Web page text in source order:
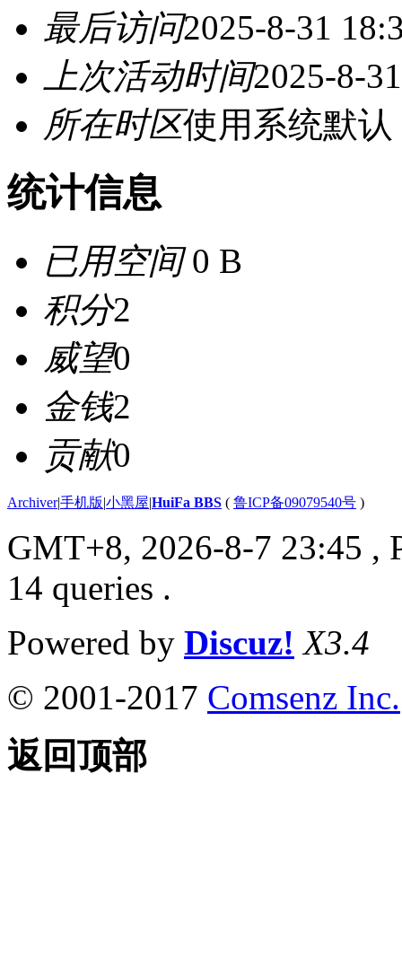
最后访问2025-8-31
上次活动时间2025-8-
所在时区使用系统默认
统计信息
已用空间0 B
积分2
威望0
金钱2
贡献0
Archiver|手机版|小黑屋|HuiFa BBS ( 鲁ICP备09079540号 )
GMT+8, 2026-8-7 23:45 ,
14 queries .
Powered by Discuz! X3.4
© 2001-2017 Comsenz Inc.
返回顶部